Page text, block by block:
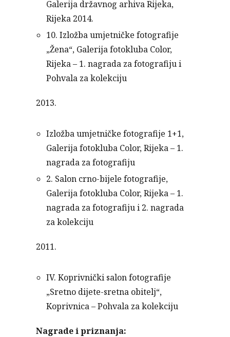
Galerija državnog arhiva Rijeka,
Rijeka 2014.
10. Izložba umjetničke fotografije
„Žena“, Galerija fotokluba Color,
Rijeka – 1. nagrada za fotografiju i
Pohvala za kolekciju
2013.
Izložba umjetničke fotografije 1+1,
Galerija fotokluba Color, Rijeka – 1.
nagrada za fotografiju
2. Salon crno-bijele fotografije,
Galerija fotokluba Color, Rijeka – 1.
nagrada za fotografiju i 2. nagrada
za kolekciju
2011.
IV. Koprivnički salon fotografije
„Sretno dijete-sretna obitelj“,
Koprivnica – Pohvala za kolekciju
Nagrade i priznanja: